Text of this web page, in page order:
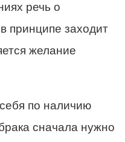
речь о
принципе заходит
желание
по наличию
сначала нужно